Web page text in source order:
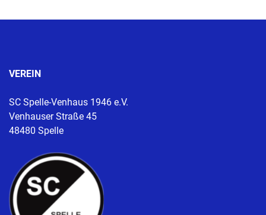
VEREIN
SC Spelle-Venhaus 1946 e.V.
Venhauser Straße 45
48480 Spelle